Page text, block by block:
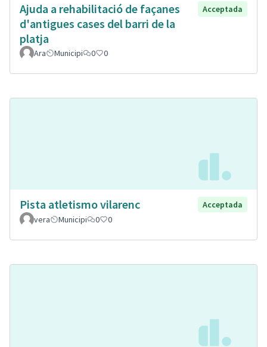
Ajuda a rehabilitació de façanes
d'antigues cases del barri de la
platja
Acceptada
Ara Municipi 0 0
Pista atletismo vilarenc
Acceptada
vera
Municipi 0 0